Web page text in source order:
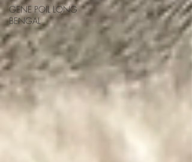
GENE POIL LONG
BENGAL